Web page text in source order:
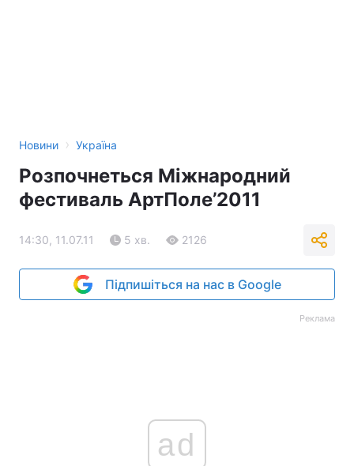
Новини › Україна
Розпочнеться Міжнародний
фестиваль АртПоле’2011
14:30, 11.07.11 5 хв. 2126
Підпишіться на нас в Google
Реклама
ad